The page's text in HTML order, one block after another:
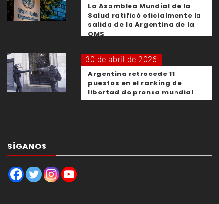
La Asamblea Mundial de la
Salud ratificó oficialmente la
salida de la Argentina de la
OMS
30 de abril de 2026
Argentina retrocede 11
puestos en el ranking de
libertad de prensa mundial
SÍGANOS